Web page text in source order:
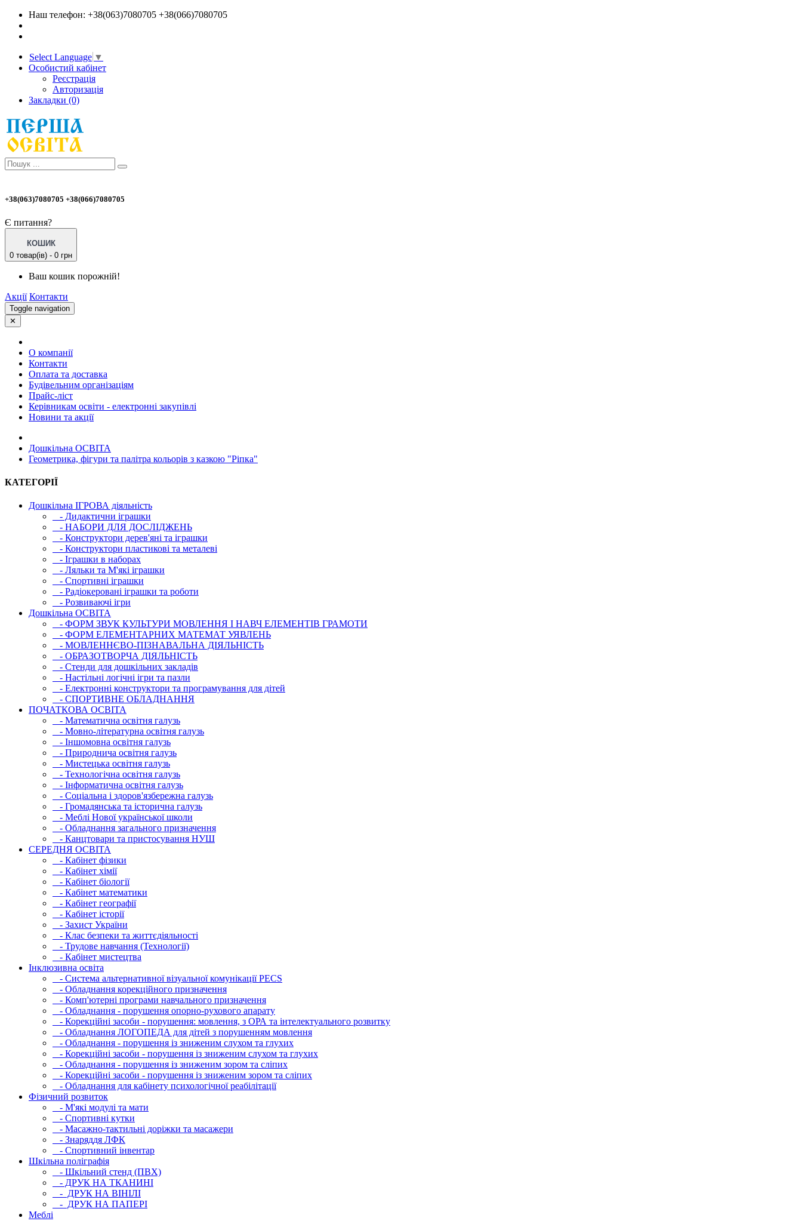
Наш телефон: +38(063)7080705 +38(066)7080705
Select Language ▼
Особистий кабінет
Реєстрація
Авторизація
Закладки (0)
+38(063)7080705 +38(066)7080705
Є питання?
КОШИК
0 товар(ів) - 0 грн
Ваш кошик порожній!
Акції Контакти
Toggle navigation
✕
О компанії
Контакти
Оплата та доставка
Будівельним організаціям
Прайс-ліст
Керівникам освіти - електронні закупівлі
Новини та акції
Дошкільна ОСВIТА
Геометрика, фігури та палітра кольорів з казкою "Ріпка"
КАТЕГОРІЇ
Дошкільна ІГРОВА діяльність
- Дидактични іграшки
- НАБОРИ ДЛЯ ДОСЛІДЖЕНЬ
- Конструктори дерев'яні та іграшки
- Конструктори пластикові та металеві
- Іграшки в наборах
- Ляльки та М'які іграшки
- Спортивні іграшки
- Радіокеровані іграшки та роботи
- Розвиваючі ігри
Дошкільна ОСВIТА
- ФОРМ ЗВУК КУЛЬТУРИ МОВЛЕННЯ І НАВЧ ЕЛЕМЕНТІВ ГРАМОТИ
- ФОРМ ЕЛЕМЕНТАРНИХ МАТЕМАТ УЯВЛЕНЬ
- МОВЛЕННЄВО-ПІЗНАВАЛЬНА ДІЯЛЬНІСТЬ
- ОБРАЗОТВОРЧА ДІЯЛЬНІСТЬ
- Стенди для дошкільних закладів
- Настільні логічні ігри та пазли
- Електронні конструктори та програмування для дітей
- СПОРТИВНЕ ОБЛАДНАННЯ
ПОЧАТКОВА ОСВIТА
- Математична освітня галузь
- Мовно-літературна освітня галузь
- Iншомовна освітня галузь
- Природнича освітня галузь
- Мистецька освітня галузь
- Технологічна освітня галузь
- Інфopматична освітня галузь
- Соціальна і здоров'язбережна галузь
- Громадянська та історична галузь
- Меблі Нової української школи
- Обладнання загального призначення
- Канцтовари та пристосування НУШ
СЕРЕДНЯ ОСВIТА
- Кабінет фізики
- Кабінет хімії
- Кабінет біології
- Кабінет математики
- Кабінет географії
- Кабінет історії
- Захист України
- Клас безпеки та життєдіяльності
- Трудове навчання (Технології)
- Кабінет мистецтва
Інклюзивна освіта
- Система альтернативної візуальної комунікації PECS
- Обладнання корекційного призначення
- Комп'ютерні програми навчального призначення
- Обладнання - порушення опорно-рухового апарату
- Корекційні засоби - порушення: мовлення, з ОРА та інтелектуального розвитку
- Обладнання ЛОГОПЕДА для дітей з порушенням мовлення
- Обладнання - порушення із зниженим слухом та глухих
- Корекційні засоби - порушення із зниженим слухом та глухих
- Обладнання - порушення із зниженим зором та сліпих
- Корекційні засоби - порушення із зниженим зором та сліпих
- Обладнання для кабінету психологічної реабілітації
Фізичний розвиток
- М'які модулi та мати
- Спортивні кутки
- Масажно-тактильні доріжки та масажери
- Знаряддя ЛФК
- Спортивний інвентар
Шкільна поліграфія
- Шкільний стенд (ПВХ)
- ДРУК НА ТКАНИНІ
- ДРУК НА ВІНІЛІ
- ДРУК НА ПАПЕРІ
Меблі